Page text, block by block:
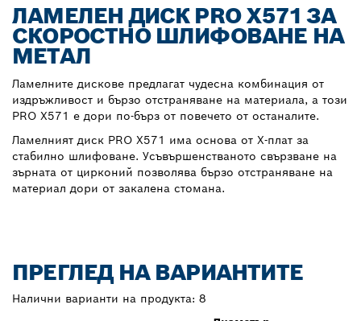
ЛАМЕЛЕН ДИСК PRO X571 ЗА
СКОРОСТНО ШЛИФОВАНЕ НА
МЕТАЛ
Ламелните дискове предлагат чудесна комбинация от
издръжливост и бързо отстраняване на материала, а този
PRO X571 е дори по-бърз от повечето от останалите.
Ламелният диск PRO X571 има основа от Х-плат за
стабилно шлифоване. Усъвършенстваното свързване на
зърната от цирконий позволява бързо отстраняване на
материал дори от закалена стомана.
ПРЕГЛЕД НА ВАРИАНТИТЕ
Налични варианти на продукта: 8